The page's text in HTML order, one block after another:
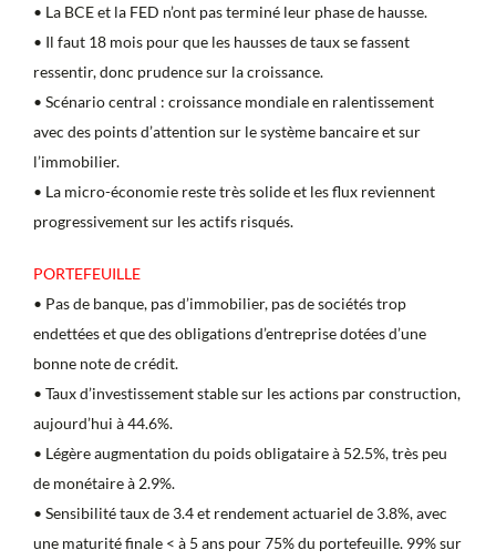
• La BCE et la FED n’ont pas terminé leur phase de hausse.
• Il faut 18 mois pour que les hausses de taux se fassent
ressentir, donc prudence sur la croissance.
• Scénario central : croissance mondiale en ralentissement
avec des points d’attention sur le système bancaire et sur
l’immobilier.
• La micro-économie reste très solide et les flux reviennent
progressivement sur les actifs risqués.
PORTEFEUILLE
• Pas de banque, pas d’immobilier, pas de sociétés trop
endettées et que des obligations d’entreprise dotées d’une
bonne note de crédit.
• Taux d’investissement stable sur les actions par construction,
aujourd’hui à 44.6%.
• Légère augmentation du poids obligataire à 52.5%, très peu
de monétaire à 2.9%.
• Sensibilité taux de 3.4 et rendement actuariel de 3.8%, avec
une maturité finale < à 5 ans pour 75% du portefeuille. 99% sur